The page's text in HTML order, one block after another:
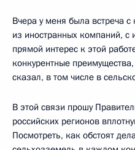
Вчера у меня была встреча
из иностранных компаний,
прямой интерес к этой
конкурентные
сказал, в том числе в
В этой связи прошу
российских регионов
Посмотреть, как обстоят